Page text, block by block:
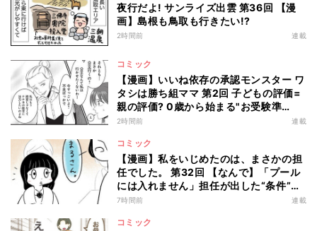
夜行だよ! サンライズ出雲 第36回 【漫
画】島根も鳥取も行きたい!?
2時間前 連載
コミック
【漫画】いいね依存の承認モンスター ワ
タシは勝ち組ママ 第2回 子どもの評価=
親の評価? 0歳から始まる"お受験準
備"とは…
2時間前 連載
コミック
【漫画】私をいじめたのは、まさかの担
任でした。 第32回 【なんで】「プール
には入れません」担任が出した“条件”と
は?
7時間前 連載
コミック